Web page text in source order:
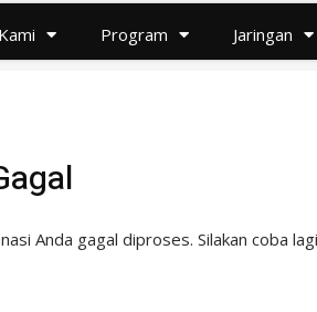
Program Jaringan
Anda gagal diproses. Silakan coba